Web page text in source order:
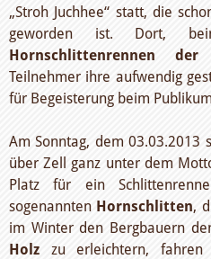
„Stroh Juchhee“ statt, die
geworden ist. Dort,
Hornschlittenrennen
Teilnehmer ihre aufwendig
für Begeisterung beim
Am Sonntag, dem 03.03.2013
über Zell ganz unter dem
Platz für ein
sogenannten Hornschlitten,
im Winter den Bergbauern
Holz zu erleichtern,